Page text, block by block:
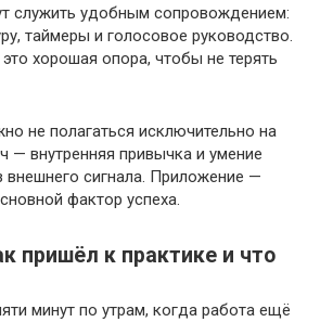
служить удобным сопровождением:
таймеры и голосовое руководство.
хорошая опора, чтобы не терять
не полагаться исключительно на
— внутренняя привычка и умение
внешнего сигнала. Приложение —
фактор успеха.
пришёл к практике и что
минут по утрам, когда работа ещё